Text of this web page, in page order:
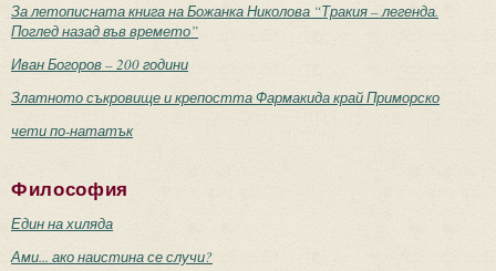
За летописната книга на Божанка Николова “Тракия – легенда.
Поглед назад във времето”
Иван Богоров – 200 години
Златното съкровище и крепостта Фармакида край Приморско
чети по-нататък
Философия
Един на хиляда
Ами... ако наистина се случи?